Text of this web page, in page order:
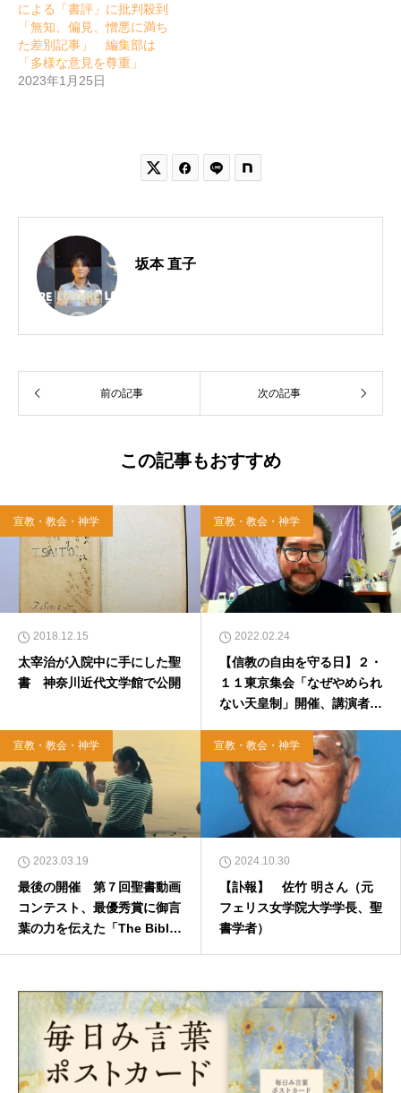
による「書評」に批判殺到
「無知、偏見、憎悪に満ち
た差別記事」 編集部は
「多様な意見を尊重」
2023年1月25日
 
坂本 直子
前の記事 次の記事
この記事もおすすめ
宣教・教会・神学
2018.12.15
太宰治が入院中に手にした聖
書 神奈川近代文学館で公開
宣教・教会・神学
2022.02.24
【信教の自由を守る日】２・
１１東京集会「なぜやめられ
ない天皇制」開催、講演者は
宣教・教会・神学
2023.03.19
最後の開催 第７回聖書動画
コンテスト、最優秀賞に御言
葉の力を伝えた「The Bible
宣教・教会・神学
2024.10.30
【訃報】 佐竹 明さん（元
フェリス女学院大学学長、聖
書学者）